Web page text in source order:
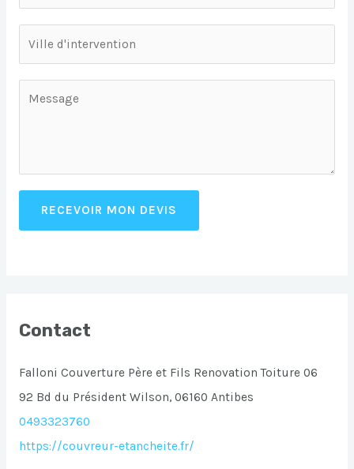
RECEVOIR MON DEVIS
Contact
Falloni Couverture Père et Fils Renovation Toiture 06
92 Bd du Président Wilson, 06160 Antibes
0493323760
https://couvreur-etancheite.fr/